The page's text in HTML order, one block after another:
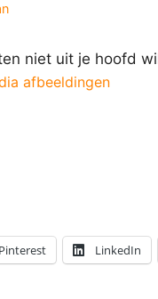
niet uit je hoofd
afbeeldingen
Pinterest LinkedIn